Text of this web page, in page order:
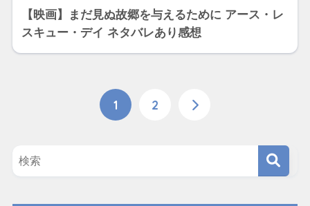
【映画】まだ見ぬ故郷を与えるために アース・レ
スキュー・デイ ネタバレあり感想
1 2